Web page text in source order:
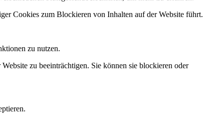
Cookies zum Blockieren von Inhalten auf der Website führt.
zu nutzen.
zu beeinträchtigen. Sie können sie blockieren oder